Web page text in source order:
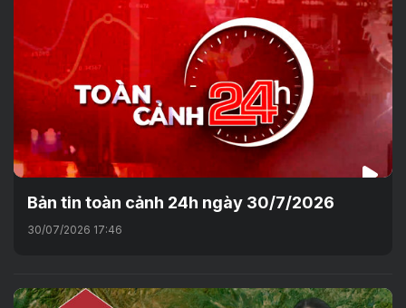
Bản tin toàn cảnh 24h ngày 30/7/2026
30/07/2026 17:46